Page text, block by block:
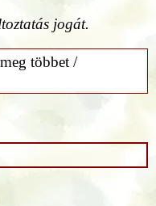
jogát.
többet /